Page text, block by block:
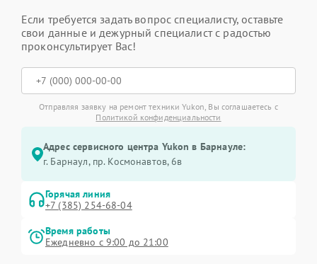
Если требуется задать вопрос специалисту, оставьте
свои данные и дежурный специалист с радостью
проконсультирует Вас!
Отправляя заявку на ремонт техники Yukon, Вы соглашаетесь с
Политикой конфиденциальности
Адрес сервисного центра Yukon в Барнауле:
г. Барнаул, ​пр. Космонавтов, 6в
Горячая линия
+7 (385) 254-68-04
Время работы
Ежедневно с 9:00 до 21:00